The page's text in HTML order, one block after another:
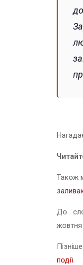
Також
До
жовтня
події.